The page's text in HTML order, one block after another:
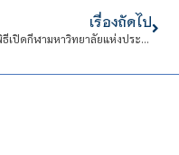
เรื่องถัดไป
ร่วมพิธีเปิดกีฬามหาวิทยาลัยแห่งประเทศไทย ครั้งที่ 48